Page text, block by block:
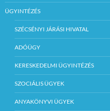
ÜGYINTÉZÉS
SZÉCSÉNYI JÁRÁSI HIVATAL
ADÓÜGY
KERESKEDELMI ÜGYINTÉZÉS
SZOCIÁLIS ÜGYEK
ANYAKÖNYVI ÜGYEK